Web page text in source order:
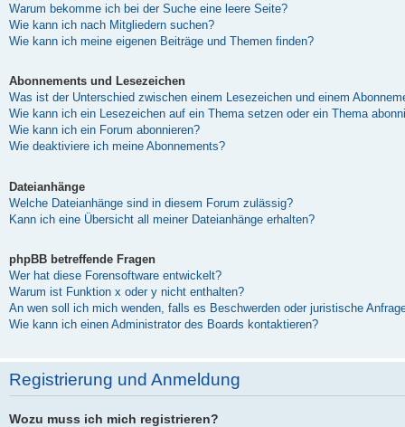
Warum bekomme ich bei der Suche eine leere Seite?
Wie kann ich nach Mitgliedern suchen?
Wie kann ich meine eigenen Beiträge und Themen finden?
Abonnements und Lesezeichen
Was ist der Unterschied zwischen einem Lesezeichen und einem
Wie kann ich ein Lesezeichen auf ein Thema setzen oder ein Thema
Wie kann ich ein Forum abonnieren?
Wie deaktiviere ich meine Abonnements?
Dateianhänge
Welche Dateianhänge sind in diesem Forum zulässig?
Kann ich eine Übersicht all meiner Dateianhänge erhalten?
phpBB betreffende Fragen
Wer hat diese Forensoftware entwickelt?
Warum ist Funktion x oder y nicht enthalten?
An wen soll ich mich wenden, falls es Beschwerden oder juristische
Wie kann ich einen Administrator des Boards kontaktieren?
Registrierung und Anmeldung
Wozu muss ich mich registrieren?